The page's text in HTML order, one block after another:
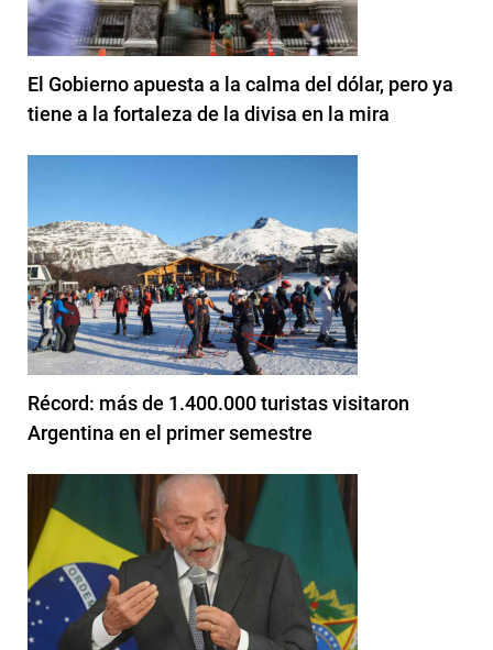
El Gobierno apuesta a la calma del dólar, pero ya
tiene a la fortaleza de la divisa en la mira
Récord: más de 1.400.000 turistas visitaron
Argentina en el primer semestre